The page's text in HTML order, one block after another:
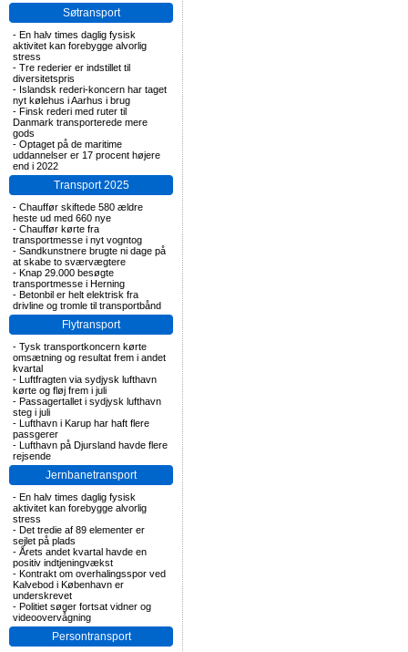
Søtransport
- En halv times daglig fysisk
aktivitet kan forebygge alvorlig
stress
- Tre rederier er indstillet til
diversitetspris
- Islandsk rederi-koncern har taget
nyt kølehus i Aarhus i brug
- Finsk rederi med ruter til
Danmark transporterede mere
gods
- Optaget på de maritime
uddannelser er 17 procent højere
end i 2022
Transport 2025
- Chauffør skiftede 580 ældre
heste ud med 660 nye
- Chauffør kørte fra
transportmesse i nyt vogntog
- Sandkunstnere brugte ni dage på
at skabe to sværvægtere
- Knap 29.000 besøgte
transportmesse i Herning
- Betonbil er helt elektrisk fra
drivline og tromle til transportbånd
Flytransport
- Tysk transportkoncern kørte
omsætning og resultat frem i andet
kvartal
- Luftfragten via sydjysk lufthavn
kørte og fløj frem i juli
- Passagertallet i sydjysk lufthavn
steg i juli
- Lufthavn i Karup har haft flere
passgerer
- Lufthavn på Djursland havde flere
rejsende
Jernbanetransport
- En halv times daglig fysisk
aktivitet kan forebygge alvorlig
stress
- Det tredie af 89 elementer er
sejlet på plads
- Årets andet kvartal havde en
positiv indtjeningvækst
- Kontrakt om overhalingsspor ved
Kalvebod i København er
underskrevet
- Politiet søger fortsat vidner og
videoovervågning
Persontransport